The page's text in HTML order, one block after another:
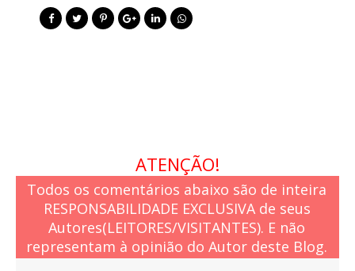
ATENÇÃO!
Todos os comentários abaixo são de inteira
RESPONSABILIDADE EXCLUSIVA de seus
Autores(LEITORES/VISITANTES). E não
representam à opinião do Autor deste Blog.